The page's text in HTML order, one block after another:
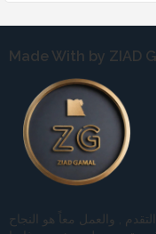
Made With by ZIAD
, والعمل معاً هو النجاح